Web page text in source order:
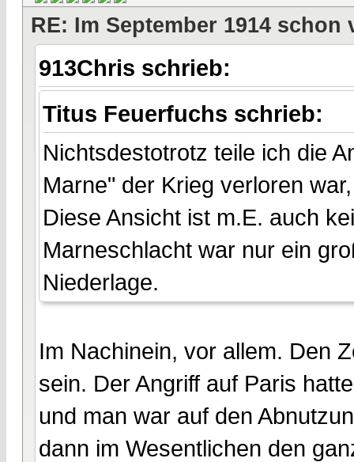
RE: Im September 1914 schon
913Chris schrieb:
Titus Feuerfuchs schrieb:
Nichtsdestotrotz teile ich die
Marne" der Krieg verloren
Diese Ansicht ist m.E. auch
Marneschlacht war nur ein
Niederlage.
Im Nachinein, vor allem. Den
sein. Der Angriff auf Paris
und man war auf den
dann im Wesentlichen den